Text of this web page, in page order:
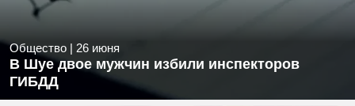
Общество | 26 июня
В Шуе двое мужчин избили инспекторов
ГИБДД